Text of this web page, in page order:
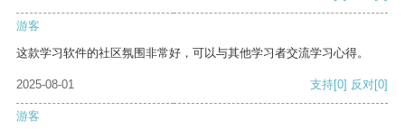
游客
这款学习软件的社区氛围非常好，可以与其他学习者交流学习心得。
2025-08-01 支持[0] 反对[0]
游客